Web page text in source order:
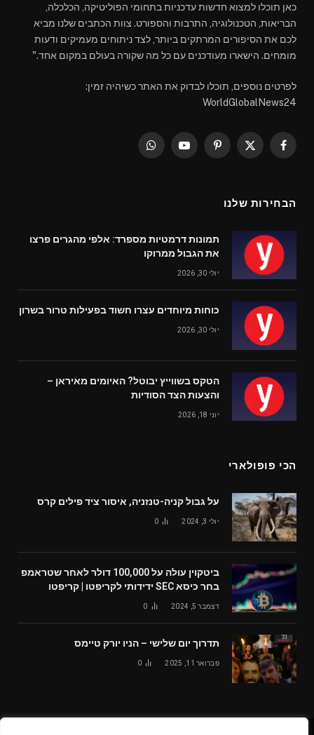
כאן תוכלו למצוא חדשות עדכניות בתחומי הפוליטיקה, הכלכלה,
הבריאות, הטכנולוגיה, התרבות והספורט. צוות הכתבים שלנו מביא
לכם את הסיפורים המרתקים ביותר, לצד ניתוחים מעמיקים ודעות
מומחים. הישארו מעודכנים עם כל מה שקורה בעולם במקום אחד."
לפרטים נוספים, תוכלו לבדוק את האתר כשיהיה זמין:
WorldGlobalNews24
Facebook
X
Pinterest
YouTube
WhatsApp
הבחירות שלנו
תמונות דרמטיות מספרד: אלפי מהגרים פרצו
את הגבול ממרוקו
יולי 30, 2026
כוחות מיוחדים עצרו חשוד בפעילות טרור בשרון
יולי 30, 2026
הטקס בשווייץ יבוטל? האיומים מאיראן –
והצעות הצד הסודיות
יוני 18, 2026
הכי פופולארי
על גבול קניה-טנזניה, איסור ציד פילים קרס
יולי 3, 2024 0
ביטקוין עולה על 100,000 דולר לאחר שטראמפ
בחר כיסא SEC ידידותי לקריפטו | קריפטו
דצמבר 5, 2024 0
תדרוך יום שלישי – הניו יורק טיימס
פברואר 11, 2025 0